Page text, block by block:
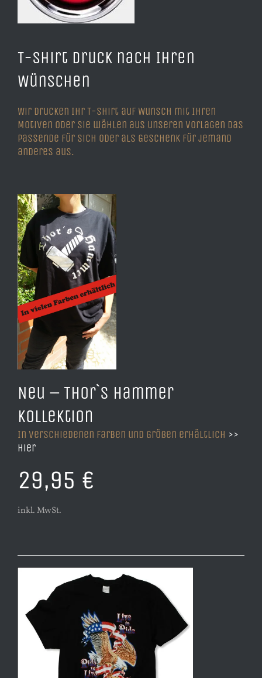
T-Shirt Druck nach Ihren
Wünschen
Wir drucken Ihr T-Shirt auf Wunsch mit Ihren
Motiven oder Sie wählen aus unseren Vorlagen das
passende für sich oder als Geschenk für jemand
anderes aus.
Neu – Thor`s Hammer
Kollektion
In verschiedenen Farben und Größen erhältlich >>
hier
29,95 €
inkl. MwSt.